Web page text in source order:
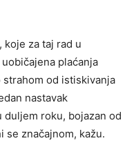
koje za taj rad u
plaćanja
od istiskivanja
nastavak
roku, bojazan od
se značajnom, kažu.